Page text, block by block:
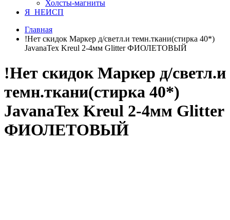
Холсты-магниты
Я_НЕИСП
Главная
!Нет скидок Маркер д/светл.и темн.ткани(стирка 40*)
JavanaTex Kreul 2-4мм Glitter ФИОЛЕТОВЫЙ
!Нет скидок Маркер д/светл.и
темн.ткани(стирка 40*)
JavanaTex Kreul 2-4мм Glitter
ФИОЛЕТОВЫЙ